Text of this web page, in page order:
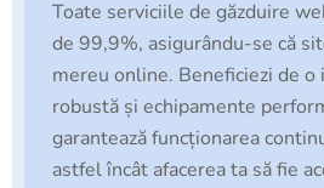
Toate serviciile de găzduire
de 99,9%, asigurându-se că
mereu online. Beneficiezi de
robustă și echipamente
garantează funcționarea
astfel încât afacerea ta să fie